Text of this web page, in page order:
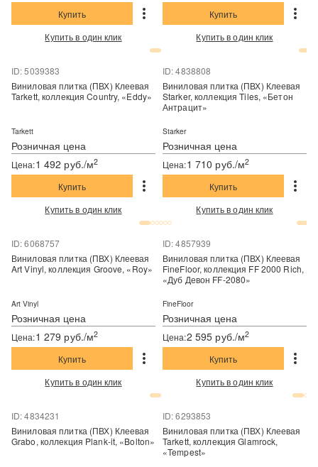
Купить
Купить в один клик
Купить
Купить в один клик
Розничная цена
ID: 5039383
Цена:1 492 руб./м2
Виниловая плитка (ПВХ) Клеевая
Tarkett, коллекция Country, «Eddy»
Tarkett
Купить
Купить в один клик
Розничная цена
ID: 4838808
Цена:1 710 руб./м2
Виниловая плитка (ПВХ) Клеевая
Starker, коллекция Tiles, «Бетон
Антрацит»
Starker
Купить
Купить в один клик
Розничная цена
ID: 6068757
Цена:1 279 руб./м2
Виниловая плитка (ПВХ) Клеевая
Art Vinyl, коллекция Groove, «Roy»
Art Vinyl
Купить
Купить в один клик
Розничная цена
ID: 4857939
Цена:2 595 руб./м2
Виниловая плитка (ПВХ) Клеевая
FineFloor, коллекция FF 2000 Rich,
«Дуб Девон FF-2080»
FineFloor
Купить
Купить в один клик
ID: 4834231
Виниловая плитка (ПВХ) Клеевая
Grabo, коллекция Plank-it, «Bolton»
ID: 6293853
Виниловая плитка (ПВХ) Клеевая
Tarkett, коллекция Glamrock,
«Tempest»